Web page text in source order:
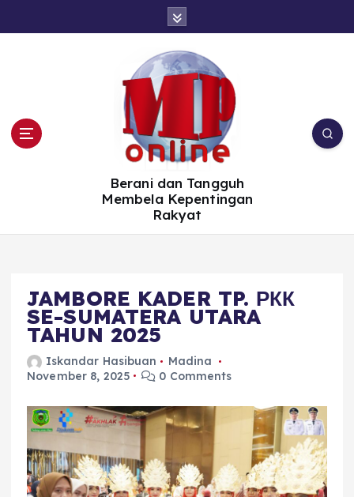
Berani dan Tangguh
Membela Kepentingan
Rakyat
JAMBORE KADER TP. РКК
SE-SUMATERA UTARA
TAHUN 2025
Iskandar Hasibuan
Madina
November 8, 2025
0 Comments